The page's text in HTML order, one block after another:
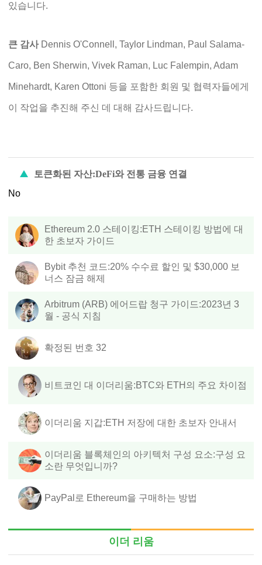
있습니다.
큰 감사Dennis O'Connell, Taylor Lindman, Paul Salama-
Caro, Ben Sherwin, Vivek Raman, Luc Falempin, Adam
Minehardt, Karen Ottoni 등을 포함한 회원 및 협력자들에게
이 작업을 추진해 주신 데 대해 감사드립니다.
토큰화된 자산:DeFi와 전통 금융 연결
No
Ethereum 2.0 스테이킹:ETH 스테이킹 방법에 대
한 초보자 가이드
Bybit 추천 코드:20% 수수료 할인 및 $30,000 보
너스 잠금 해제
Arbitrum (ARB) 에어드랍 청구 가이드:2023년 3
월 - 공식 지침
확정된 번호 32
비트코인 대 이더리움:BTC와 ETH의 주요 차이점
이더리움 지갑:ETH 저장에 대한 초보자 안내서
이더리움 블록체인의 아키텍처 구성 요소:구성 요
소란 무엇입니까?
PayPal로 Ethereum을 구매하는 방법
이더 리움